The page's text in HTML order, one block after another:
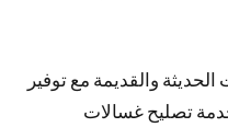
والقديمة مع توفير
تصليح غسالات